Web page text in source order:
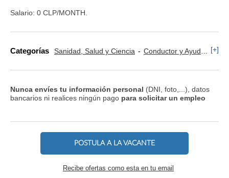
Salario: 0 CLP/MONTH.
Categorías Sanidad, Salud y Ciencia Conductor y Ayudante Ambulancia [+]
Nunca envíes tu información personal (DNI, foto,...), datos
bancarios ni realices ningún pago para solicitar un empleo
POSTULA A LA VACANTE
Recibe ofertas como esta en tu email